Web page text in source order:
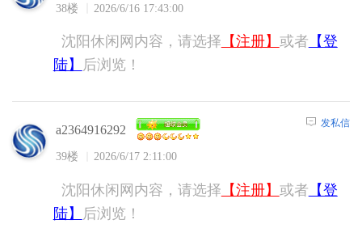
38楼 2026/6/16 17:43:00
沈阳休闲网内容，请选择 【注册】 或者 【登
陆】
后浏览！
a2364916292
39楼 2026/6/17 2:11:00
发私信
沈阳休闲网内容，请选择 【注册】 或者 【登
陆】
后浏览！